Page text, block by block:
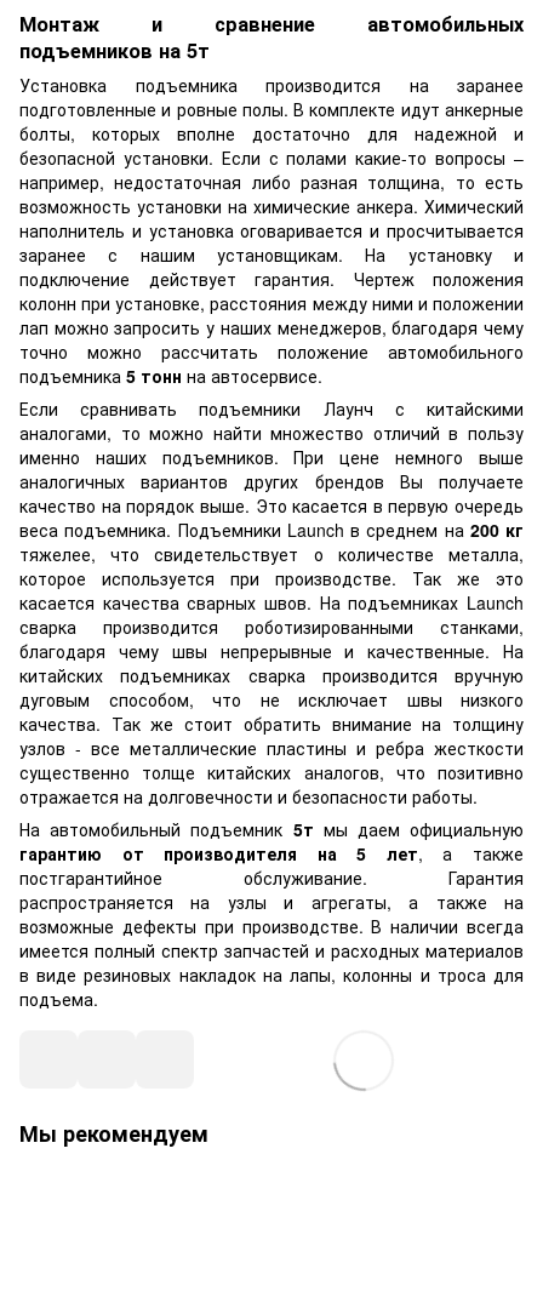
Монтаж и сравнение автомобильных
подъемников на 5т
Установка подъемника производится на заранее
подготовленные и ровные полы. В комплекте идут анкерные
болты, которых вполне достаточно для надежной и
безопасной установки. Если с полами какие-то вопросы –
например, недостаточная либо разная толщина, то есть
возможность установки на химические анкера. Химический
наполнитель и установка оговаривается и просчитывается
заранее с нашим установщикам. На установку и
подключение действует гарантия. Чертеж положения
колонн при установке, расстояния между ними и положении
лап можно запросить у наших менеджеров, благодаря чему
точно можно рассчитать положение автомобильного
подъемника 5 тонн на автосервисе.
Если сравнивать подъемники Лаунч с китайскими
аналогами, то можно найти множество отличий в пользу
именно наших подъемников. При цене немного выше
аналогичных вариантов других брендов Вы получаете
качество на порядок выше. Это касается в первую очередь
веса подъемника. Подъемники Launch в среднем на 200 кг
тяжелее, что свидетельствует о количестве металла,
которое используется при производстве. Так же это
касается качества сварных швов. На подъемниках Launch
сварка производится роботизированными станками,
благодаря чему швы непрерывные и качественные. На
китайских подъемниках сварка производится вручную
дуговым способом, что не исключает швы низкого
качества. Так же стоит обратить внимание на толщину
узлов - все металлические пластины и ребра жесткости
существенно толще китайских аналогов, что позитивно
отражается на долговечности и безопасности работы.
На автомобильный подъемник 5т мы даем официальную
гарантию от производителя на 5 лет, а также
постгарантийное обслуживание. Гарантия
распространяется на узлы и агрегаты, а также на
возможные дефекты при производстве. В наличии всегда
имеется полный спектр запчастей и расходных материалов
в виде резиновых накладок на лапы, колонны и троса для
подъема.
Мы рекомендуем